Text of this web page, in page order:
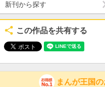
新刊から探す
この作品を共有する
まんが王国